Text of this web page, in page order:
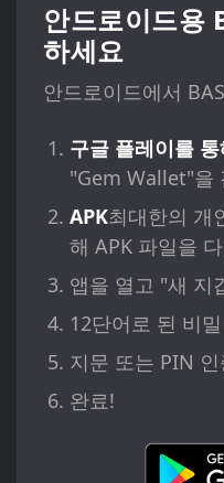
안드로이드용
하세요
안드로이드에서
구글 플레이를 통
"Gem Wallet"을
APK최대한의 개
해 APK 파일을
앱을 열고 "새 지
12단어로 된 비
지문 또는 PIN
완료!